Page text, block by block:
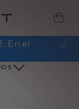
En el